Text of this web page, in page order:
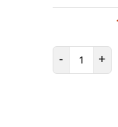
- Počet
+